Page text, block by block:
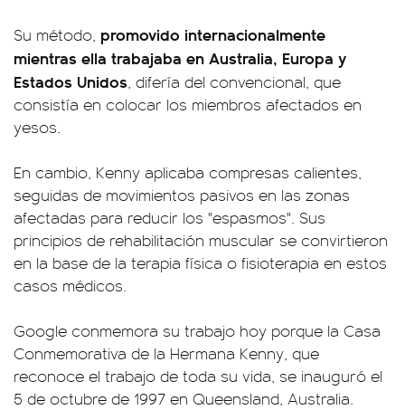
Su método, promovido internacionalmente
mientras ella trabajaba en Australia, Europa y
Estados Unidos, difería del convencional, que
consistía en colocar los miembros afectados en
yesos.
En cambio, Kenny aplicaba compresas calientes,
seguidas de movimientos pasivos en las zonas
afectadas para reducir los "espasmos". Sus
principios de rehabilitación muscular se convirtieron
en la base de la terapia física o fisioterapia en estos
casos médicos.
Google conmemora su trabajo hoy porque la Casa
Conmemorativa de la Hermana Kenny, que
reconoce el trabajo de toda su vida, se inauguró el
5 de octubre de 1997 en Queensland, Australia.